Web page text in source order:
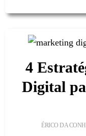
4
Digital
ÉRICO DA